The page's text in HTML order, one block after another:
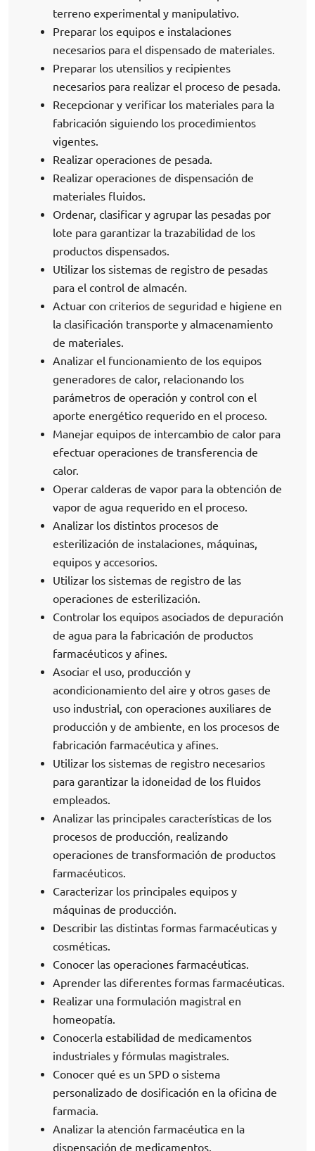
terreno experimental y manipulativo.
Preparar los equipos e instalaciones
necesarios para el dispensado de materiales.
Preparar los utensilios y recipientes
necesarios para realizar el proceso de pesada.
Recepcionar y verificar los materiales para la
fabricación siguiendo los procedimientos
vigentes.
Realizar operaciones de pesada.
Realizar operaciones de dispensación de
materiales fluidos.
Ordenar, clasificar y agrupar las pesadas por
lote para garantizar la trazabilidad de los
productos dispensados.
Utilizar los sistemas de registro de pesadas
para el control de almacén.
Actuar con criterios de seguridad e higiene en
la clasificación transporte y almacenamiento
de materiales.
Analizar el funcionamiento de los equipos
generadores de calor, relacionando los
parámetros de operación y control con el
aporte energético requerido en el proceso.
Manejar equipos de intercambio de calor para
efectuar operaciones de transferencia de
calor.
Operar calderas de vapor para la obtención de
vapor de agua requerido en el proceso.
Analizar los distintos procesos de
esterilización de instalaciones, máquinas,
equipos y accesorios.
Utilizar los sistemas de registro de las
operaciones de esterilización.
Controlar los equipos asociados de depuración
de agua para la fabricación de productos
farmacéuticos y afines.
Asociar el uso, producción y
acondicionamiento del aire y otros gases de
uso industrial, con operaciones auxiliares de
producción y de ambiente, en los procesos de
fabricación farmacéutica y afines.
Utilizar los sistemas de registro necesarios
para garantizar la idoneidad de los fluidos
empleados.
Analizar las principales características de los
procesos de producción, realizando
operaciones de transformación de productos
farmacéuticos.
Caracterizar los principales equipos y
máquinas de producción.
Describir las distintas formas farmacéuticas y
cosméticas.
Conocer las operaciones farmacéuticas.
Aprender las diferentes formas farmacéuticas.
Realizar una formulación magistral en
homeopatía.
Conocerla estabilidad de medicamentos
industriales y fórmulas magistrales.
Conocer qué es un SPD o sistema
personalizado de dosificación en la oficina de
farmacia.
Analizar la atención farmacéutica en la
dispensación de medicamentos.